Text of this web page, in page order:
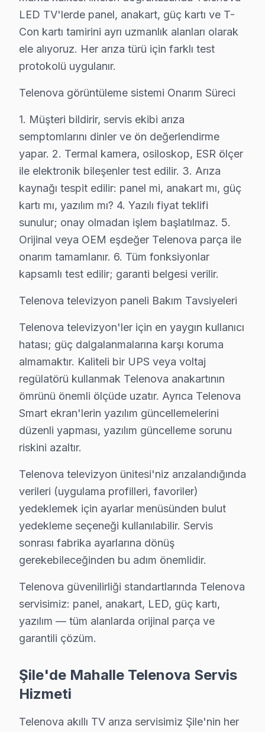
Şile Telenova TV Ekran Anakart Profesyonel Servis ve Tamir
Şile'da Telenova görüntüleme sistemi'niz
• Şile'de 25+ sertifikalı teknisyen Telenova
• Şile'de sadece orijinal parça kullanıyoruz. yük testi
Şöyle de düşünebilirsiniz:, Şile Feneri, Şile Kalesi,
Şile Bölgesi ve Telenova TV Desteği
İstanbul Anadolu Yakası içinde yer alan Şile,
Telenova TV'lerde Sık Görülen Arızalar
Şile'de Telenova panel teknolojisini kullanan
▸ Panel arızası: Şile'de Telenova'ın LED panelinde
▸ Anakart hatası: Şile servisimizde Reparasyon
▸ Yazılım sorunu: BGA yeniden lehimleme veya
Şile'de hangi belirtiyle gelirseniz gelin — teşhis
Telenova televizyonunuz beklenmedik bir anda arıza
Telenova görüntüleme sistemi'lerde gözlemlenen
• Şile'de Ekran Arızaları: Panel çizgisi, renk
• Şile'de Güç Sorunları: Kırmızı ışık yanıp sönüyor,
• Şile'de Ses Arızaları: Hoparlör bozukluğu, ses yok,
• Şile'de Kart Arızaları: T-Con kartı, power board,
• Şile'de Yazılım Sorunları: Uygulama açılmıyor,
• Şile'de Bağlantı Sorunları: HDMI algılanmıyor,
Chip-level onarım kapasitemizle Şile'deki Telenova
Telenova TV Teknik Rehberi: Panel, Teşhis ve
Telenova televizyonlarınızın tamir ve bakımında
Telenova TV Teknik Profil ve Servis Rehberi
Telenova TV Teknik Servis Rehberi
Telenova TV'lerde En Sık Karşılaşılan Arızalar
Telenova servisimizde en yaygın yazılım
marka kalitesi ilkeleri doğrultusunda Telenova LED
Telenova görüntüleme sistemi Onarım Süreci
2. Termal kamera, osiloskop, ESR ölçer ile elektronik
LED TV'lerde panel, anakart, güç kartı ve T-
Con kartı tamirini ayrı uzmanlık alanları olarak
ele alıyoruz. Her arıza türü için farklı test
protokolü uygulanır.
Telenova görüntüleme sistemi Onarım Süreci
1. Müşteri bildirir, servis ekibi arıza
semptomlarını dinler ve ön değerlendirme
yapar. 2. Termal kamera, osiloskop, ESR ölçer
ile elektronik bileşenler test edilir. 3. Arıza
kaynağı tespit edilir: panel mi, anakart mı, güç
kartı mı, yazılım mı? 4. Yazılı fiyat teklifi
sunulur; onay olmadan işlem başlatılmaz. 5.
Orijinal veya OEM eşdeğer Telenova parça ile
onarım tamamlanır. 6. Tüm fonksiyonlar
kapsamlı test edilir; garanti belgesi verilir.
Telenova televizyon paneli Bakım Tavsiyeleri
Telenova televizyon'ler için en yaygın kullanıcı
hatası; güç dalgalanmalarına karşı koruma
almamaktır. Kaliteli bir UPS veya voltaj
regülatörü kullanmak Telenova anakartının
ömrünü önemli ölçüde uzatır. Ayrıca Telenova
Smart ekran'lerin yazılım güncellemelerini
düzenli yapması, yazılım güncelleme sorunu
riskini azaltır.
Telenova televizyon ünitesi'niz arızalandığında
verileri (uygulama profilleri, favoriler)
yedeklemek için ayarlar menüsünden bulut
yedekleme seçeneği kullanılabilir. Servis
sonrası fabrika ayarlarına dönüş
gerekebileceğinden bu adım önemlidir.
Telenova güvenilirliği standartlarında Telenova
servisimiz: panel, anakart, LED, güç kartı,
yazılım — tüm alanlarda orijinal parça ve
garantili çözüm.
Şile'de Mahalle Telenova Servis
Hizmeti
Telenova akıllı TV arıza servisimiz Şile'nin her